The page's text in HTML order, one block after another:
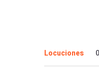
Locuciones